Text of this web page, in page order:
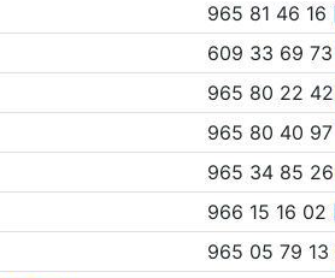
965 81 46 16
609 33 69 73
965 80 22 42
965 80 40 97
965 34 85 26
966 15 16 02
965 05 79 13